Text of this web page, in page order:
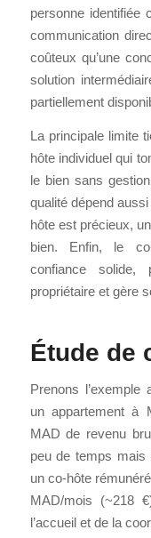
personne identifiée
communication
coûteux qu’une
solution
partiellement
La principale limite
hôte individuel qui
le bien sans
qualité dépend
hôte est précieux,
bien. Enfin, le
confiance solide,
propriétaire et gère
Étude de
Prenons l’exemple
un appartement à
MAD de revenu
peu de temps mais
un co-hôte
MAD/mois (~218
l’accueil et de la